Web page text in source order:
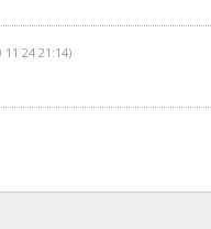
11 24 21:14)